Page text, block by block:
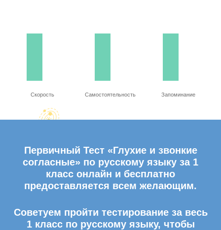
Скорость Самостоятельность Запоминание
Первичный Тест «Глухие и звонкие
согласные» по русскому языку за 1
класс онлайн и бесплатно
предоставляется всем желающим.
Советуем пройти тестирование за весь
1 класс по русскому языку, чтобы